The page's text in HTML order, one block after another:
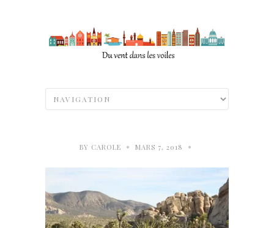
BY CAROLE • MARS 7, 2018 •